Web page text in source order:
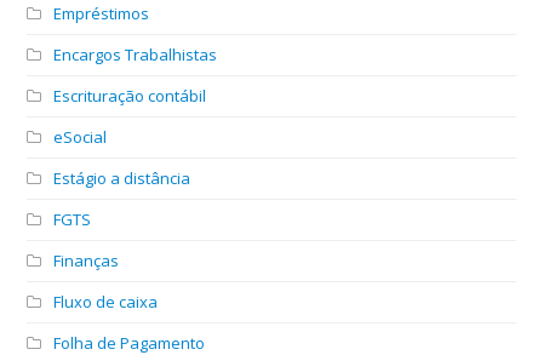
Empréstimos
Encargos Trabalhistas
Escrituração contábil
eSocial
Estágio a distância
FGTS
Finanças
Fluxo de caixa
Folha de Pagamento